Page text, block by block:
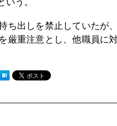
う。
ち出しを禁止していたが
厳重注意とし、他職員に